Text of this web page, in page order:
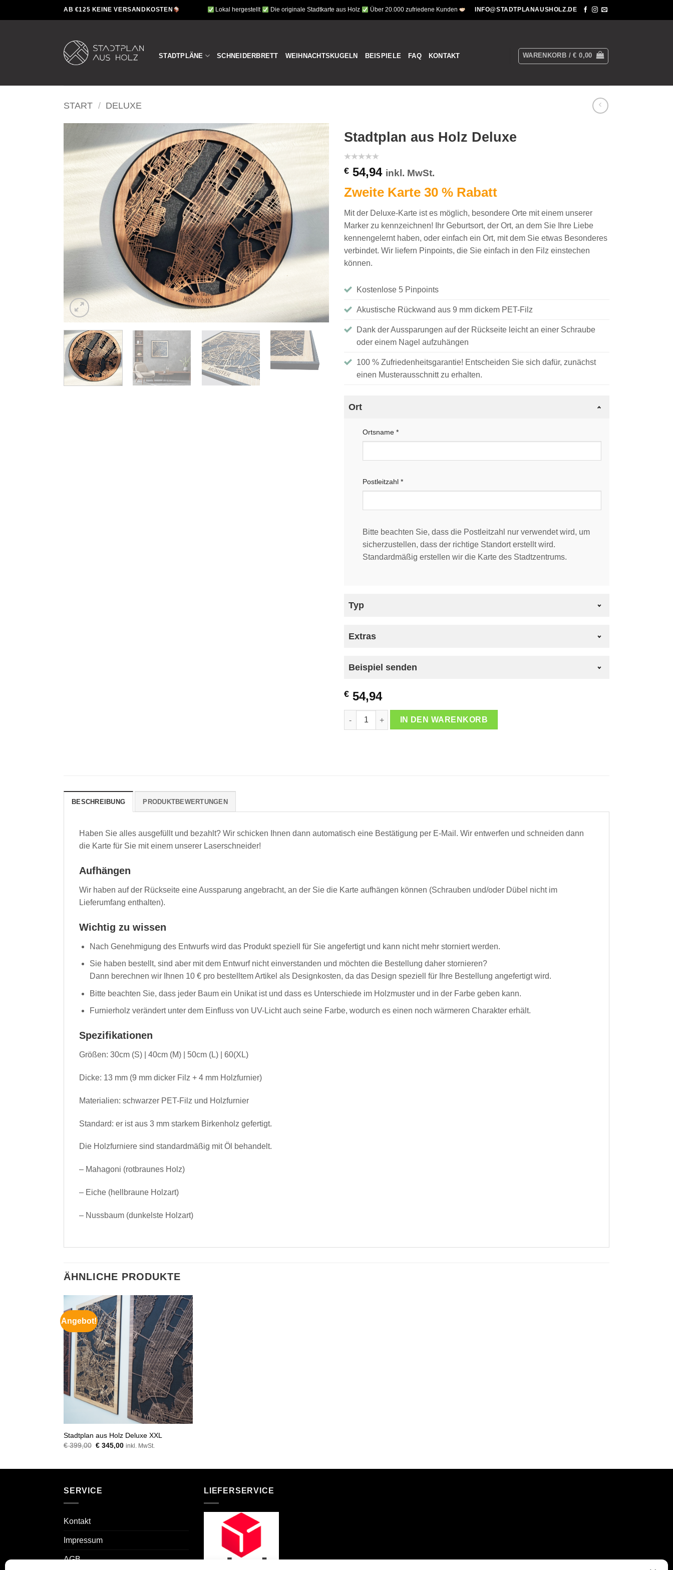
Inhalt
AB €125 KEINE VERSANDKOSTEN Lokal hergestellt Die originale Stadtkarte aus Holz Über 20.000 zufriedene Kunden INFO@STADTPLANAUSHOLZ.DE
STADTPLÄNE SCHNEIDERBRETT WEIHNACHTSKUGELN BEISPIELE FAQ KONTAKT WARENKORB /€ 0,00
START / DELUXE
Stadtplan aus Holz Deluxe
€ 54,94 inkl. MwSt.
Zweite Karte 30 % Rabatt
Mit der Deluxe-Karte ist es möglich, besondere Orte mit einem unserer
Marker zu kennzeichnen! Ihr Geburtsort, der Ort, an dem Sie Ihre Liebe
kennengelernt haben, oder einfach ein Ort, mit dem Sie etwas Besonderes
verbindet. Wir liefern Pinpoints, die Sie einfach in den Filz einstechen
können.
Kostenlose 5 Pinpoints
Akustische Rückwand aus 9 mm dickem PET-Filz
Dank der Aussparungen auf der Rückseite leicht an einer Schraube
oder einem Nagel aufzuhängen
100 % Zufriedenheitsgarantie! Entscheiden Sie sich dafür, zunächst
einen Musterausschnitt zu erhalten.
Ort
Ortsname*
Postleitzahl*
Bitte beachten Sie, dass die Postleitzahl nur verwendet wird, um
sicherzustellen, dass der richtige Standort erstellt wird.
Standardmäßig erstellen wir die Karte des Stadtzentrums.
Typ
Eiche Nussbaum
Extras
Stahlnägel
Beispiel senden
€ 54,94
Stadtplan aus Holz Deluxe Menge
IN DEN WARENKORB
BESCHREIBUNG PRODUKTBEWERTUNGEN
Haben Sie alles ausgefüllt und bezahlt? Wir schicken Ihnen dann automatisch eine Bestätigung per E-Mail. Wir entwerfen und schneiden dann
die Karte für Sie mit einem unserer Laserschneider!
Aufhängen
Wir haben auf der Rückseite eine Aussparung angebracht, an der Sie die Karte aufhängen können (Schrauben und/oder Dübel nicht im
Lieferumfang enthalten).
Wichtig zu wissen
Nach Genehmigung des Entwurfs wird das Produkt speziell für Sie angefertigt und kann nicht mehr storniert werden.
Sie haben bestellt, sind aber mit dem Entwurf nicht einverstanden und möchten die Bestellung daher stornieren?
Dann berechnen wir Ihnen 10 € pro bestelltem Artikel als Designkosten, da das Design speziell für Ihre Bestellung angefertigt wird.
Bitte beachten Sie, dass jeder Baum ein Unikat ist und dass es Unterschiede im Holzmuster und in der Farbe geben kann.
Furnierholz verändert unter dem Einfluss von UV-Licht auch seine Farbe, wodurch es einen noch wärmeren Charakter erhält.
Spezifikationen
Größen: 30cm (S) | 40cm (M) | 50cm (L) | 60(XL)
Dicke: 13 mm (9 mm dicker Filz + 4 mm Holzfurnier)
Materialien: schwarzer PET-Filz und Holzfurnier
Standard: er ist aus 3 mm starkem Birkenholz gefertigt.
Die Holzfurniere sind standardmäßig mit Öl behandelt.
– Mahagoni (rotbraunes Holz)
– Eiche (hellbraune Holzart)
– Nussbaum (dunkelste Holzart)
ÄHNLICHE PRODUKTE
Angebot!
Stadtplan aus Holz Deluxe XXL
€399,00 Ursprünglicher
€ 345,00Aktueller
inkl. MwSt.
SERVICE
Kontakt
Impressum
AGB
LIEFERSERVICE